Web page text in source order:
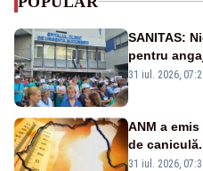
SANITAS:
pentru
Legii
31 iul. 2026,
ANM a
de
de grade,
31 iul. 2026,